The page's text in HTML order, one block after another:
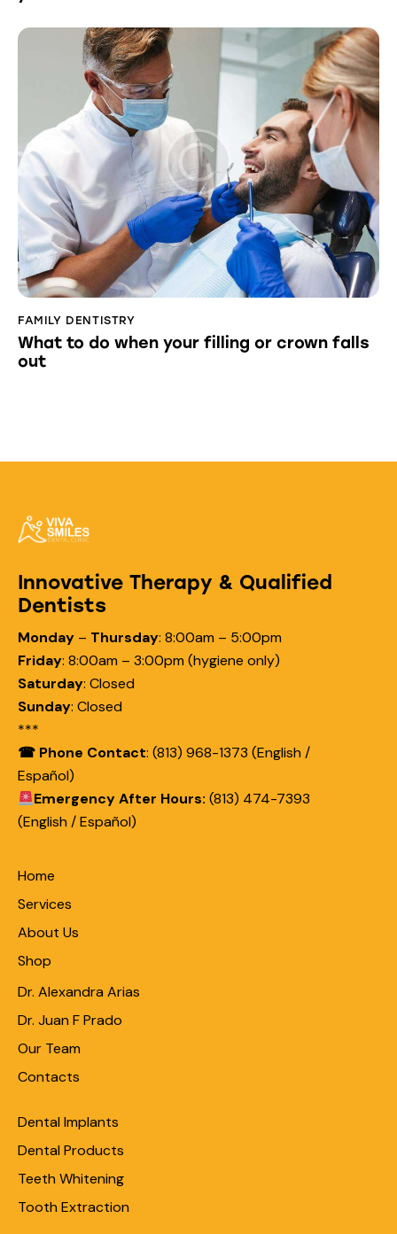
FAMILY DENTISTRY
What to do when your filling or crown falls
out
Innovative Therapy & Qualified
Dentists
Monday – Thursday: 8:00am – 5:00pm
Friday: 8:00am – 3:00pm (hygiene only)
Saturday: Closed
Sunday: Closed
***
☎ Phone Contact: (813) 968-1373 (English /
Español)
Emergency After Hours: (813) 474-7393
(English / Español)
Home
Services
About Us
Shop
Dr. Alexandra Arias
Dr. Juan F Prado
Our Team
Contacts
Dental Implants
Dental Products
Teeth Whitening
Tooth Extraction